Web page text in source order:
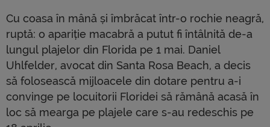
Cu coasa în mână și îmbrăcat într-o rochie neagră,
ruptă: o apariție macabră a putut fi întâlnită de-a
lungul plajelor din Florida pe 1 mai. Daniel
Uhlfelder, avocat din Santa Rosa Beach, a decis
să folosească mijloacele din dotare pentru a-i
convinge pe locuitorii Floridei să rămână acasă în
loc să mearga pe plajele care s-au redeschis pe